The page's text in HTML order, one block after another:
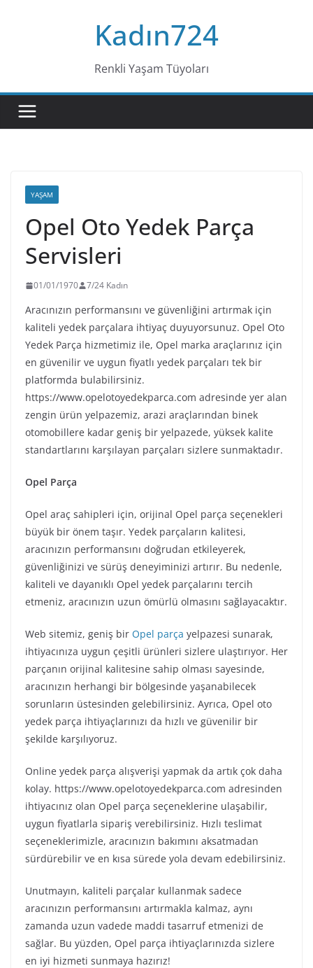
Kadın724
Renkli Yaşam Tüyoları
YAŞAM
Opel Oto Yedek Parça
Servisleri
01/01/1970 7/24 Kadın
Aracınızın performansını ve güvenliğini artırmak için
kaliteli yedek parçalara ihtiyaç duyuyorsunuz. Opel Oto
Yedek Parça hizmetimiz ile, Opel marka araçlarınız için
en güvenilir ve uygun fiyatlı yedek parçaları tek bir
platformda bulabilirsiniz.
https://www.opelotoyedekparca.com adresinde yer alan
zengin ürün yelpazemiz, arazi araçlarından binek
otomobillere kadar geniş bir yelpazede, yüksek kalite
standartlarını karşılayan parçaları sizlere sunmaktadır.
Opel Parça
Opel araç sahipleri için, orijinal Opel parça seçenekleri
büyük bir önem taşır. Yedek parçaların kalitesi,
aracınızın performansını doğrudan etkileyerek,
güvenliğinizi ve sürüş deneyiminizi artırır. Bu nedenle,
kaliteli ve dayanıklı Opel yedek parçalarını tercih
etmeniz, aracınızın uzun ömürlü olmasını sağlayacaktır.
Web sitemiz, geniş bir Opel parça yelpazesi sunarak,
ihtiyacınıza uygun çeşitli ürünleri sizlere ulaştırıyor. Her
parçanın orijinal kalitesine sahip olması sayesinde,
aracınızın herhangi bir bölgesinde yaşanabilecek
sorunların üstesinden gelebilirsiniz. Ayrıca, Opel oto
yedek parça ihtiyaçlarınızı da hızlı ve güvenilir bir
şekilde karşılıyoruz.
Online yedek parça alışverişi yapmak da artık çok daha
kolay. https://www.opelotoyedekparca.com adresinden
ihtiyacınız olan Opel parça seçeneklerine ulaşabilir,
uygun fiyatlarla sipariş verebilirsiniz. Hızlı teslimat
seçeneklerimizle, aracınızın bakımını aksatmadan
sürdürebilir ve en kısa sürede yola devam edebilirsiniz.
Unutmayın, kaliteli parçalar kullanmak sadece
aracınızın performansını artırmakla kalmaz, aynı
zamanda uzun vadede maddi tasarruf etmenizi de
sağlar. Bu yüzden, Opel parça ihtiyaçlarınızda sizlere
en iyi hizmeti sunmaya hazırız!